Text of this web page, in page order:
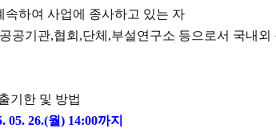
속하여 사업에 종사하고 있는 자
공공기관,협회 ,단체 ,부설연구소 등으로서 국내
기한 및 방법
05. 26.(월) 14:00까지